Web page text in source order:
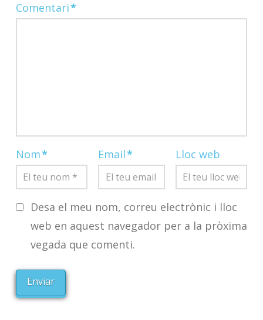
Comentari*
Nom* Email* Lloc web
Desa el meu nom, correu electrònic i lloc
web en aquest navegador per a la pròxima
vegada que comenti.